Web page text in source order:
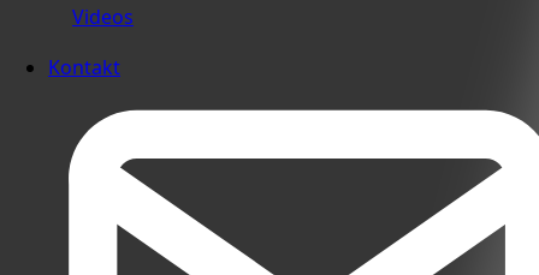
Videos
Kontakt